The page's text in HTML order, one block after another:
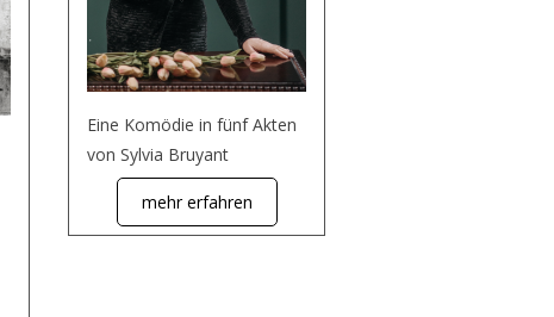
Eine Komödie in fünf Akten
von Sylvia Bruyant
mehr erfahren